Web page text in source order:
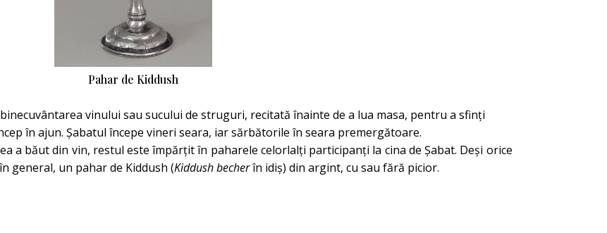
Pahar de Kiddush
vinului sau sucului de struguri, recitată înainte de a lua masa, pentru a sfinți
în ajun. Șabatul începe vineri seara, iar sărbătorile în seara premergătoare.
a băut din vin, restul este împărțit în paharele celorlalți participanți la cina de Șabat. Deşi orice
general, un pahar de Kiddush (Kiddush becherîn idiş) din argint, cu sau fără picior.